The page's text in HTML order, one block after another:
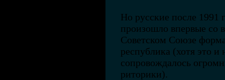
Но русские после 1991
произошло впервые со
Советском Союзе
республика (хотя это и
сопровождалось
риторики).